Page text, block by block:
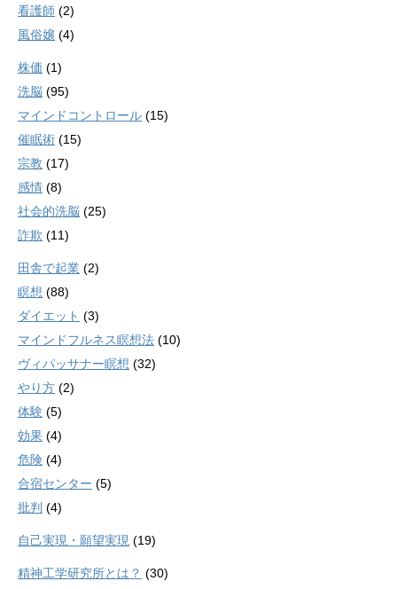
看護師 (2)
風俗嬢 (4)
株価 (1)
洗脳 (95)
マインドコントロール (15)
催眠術 (15)
宗教 (17)
感情 (8)
社会的洗脳 (25)
詐欺 (11)
田舎で起業 (2)
瞑想 (88)
ダイエット (3)
マインドフルネス瞑想法 (10)
ヴィパッサナー瞑想 (32)
やり方 (2)
体験 (5)
効果 (4)
危険 (4)
合宿センター (5)
批判 (4)
自己実現・願望実現 (19)
精神工学研究所とは？ (30)